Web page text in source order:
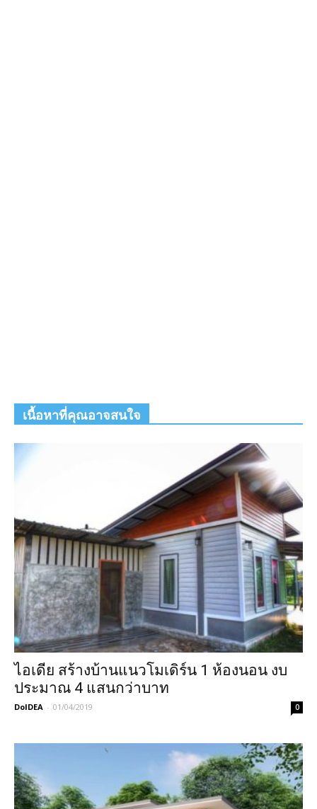
เนื้อหาที่คุณอาจสนใจ
ไอเดีย สร้างบ้านแนวโมเดิร์น 1 ห้องนอน งบ
ประมาณ 4 แสนกว่าบาท
DoIDEA - 01/04/2019 0